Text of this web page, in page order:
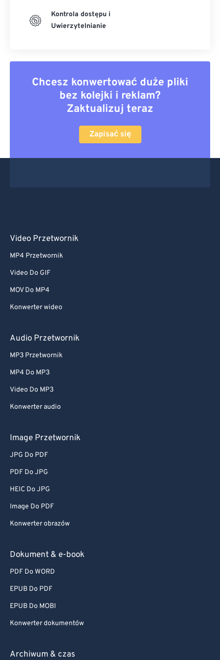
Kontrola dostępu i
Uwierzytelnianie
Chcesz konwertować duże pliki
bez kolejki i reklam?
Zaktualizuj teraz
Zapisać się
Video Przetwornik
MP4 Przetwornik
Video Do GIF
MOV Do MP4
Konwerter wideo
Audio Przetwornik
MP3 Przetwornik
MP4 Do MP3
Video Do MP3
Konwerter audio
Image Przetwornik
JPG Do PDF
PDF Do JPG
HEIC Do JPG
Image Do PDF
Konwerter obrazów
Dokument & e-book
PDF Do WORD
EPUB Do PDF
EPUB Do MOBI
Konwerter dokumentów
Archiwum & czas